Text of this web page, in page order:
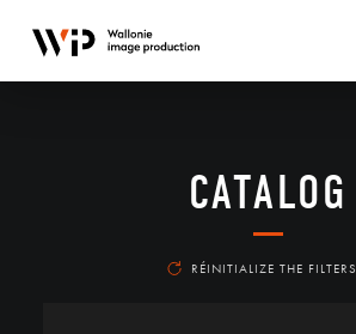
CATALOG
RÉINITIALIZE THE FILTERS